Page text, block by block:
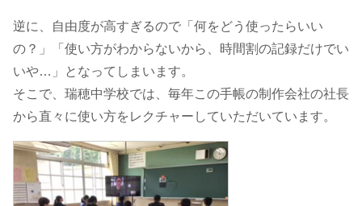
逆に、自由度が高すぎるので「何をどう使ったらいい
の？」「使い方がわからないから、時間割の記録だけでい
いや…」となってしまいます。
そこで、瑞穂中学校では、毎年この手帳の制作会社の社長
から直々に使い方をレクチャーしていただいています。